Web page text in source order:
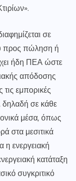
σε
προς πώληση ή
ήδη ΠΕΑ ώστε
απόδοσης
τις εμπορικές
δηλαδή σε κάθε
μέσα, όπως
στα μεσιτικά
η ενεργειακή
κατάταξη
συγκριτικό